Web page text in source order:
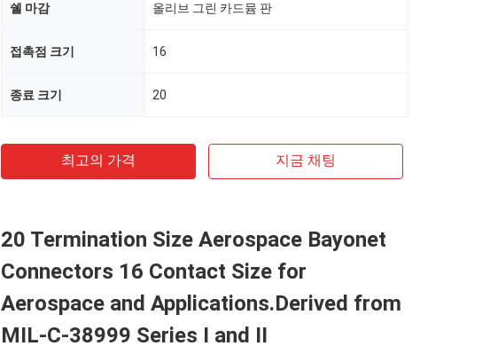
쉘 마감 올리브 그린 카드뮴 판
접촉점 크기 16
종료 크기 20
최고의 가격 지금 채팅
20 Termination Size Aerospace Bayonet
Connectors 16 Contact Size for
Aerospace and Applications.Derived from
MIL-C-38999 Series I and II